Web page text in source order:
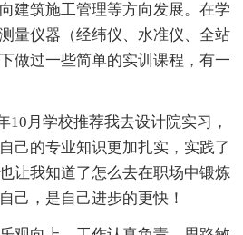
建筑施工管理等方向发展。在学
量仪器（经纬仪、水准仪、全站
做过一些简单的实训课程，有一
10月学校推荐我去设计院实习，
己的专业知识更加扎实，实践了
让我知道了怎么去在职场中锻炼
己，是自己进步的更快！